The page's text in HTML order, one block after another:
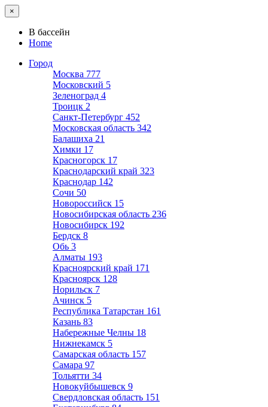
×
В бассейн
Home
Город
Москва 777
Московский 5
Зеленоград 4
Троицк 2
Санкт-Петербург 452
Московская область 342
Балашиха 21
Химки 17
Красногорск 17
Краснодарский край 323
Краснодар 142
Сочи 50
Новороссийск 15
Новосибирская область 236
Новосибирск 192
Бердск 8
Обь 3
Алматы 193
Красноярский край 171
Красноярск 128
Норильск 7
Ачинск 5
Республика Татарстан 161
Казань 83
Набережные Челны 18
Нижнекамск 5
Самарская область 157
Самара 97
Тольятти 34
Новокуйбышевск 9
Свердловская область 151